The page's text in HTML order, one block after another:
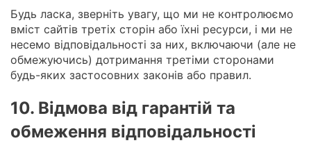
Будь ласка, зверніть увагу, що ми не контролюємо
вміст сайтів третіх сторін або їхні ресурси, і ми не
несемо відповідальності за них, включаючи (але не
обмежуючись) дотримання третіми сторонами
будь-яких застосовних законів або правил.
10. Відмова від гарантій та
обмеження відповідальності